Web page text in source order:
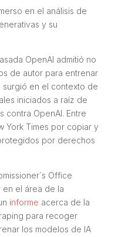
en el análisis de
y su
OpenAI admitió no
de autor para entrenar
surgió en el contexto de
iniciados a raíz de
contra OpenAI. Entre
York Times por copiar y
por derechos
Office
en el área de la
informe acerca de la
para recoger
los modelos de IA